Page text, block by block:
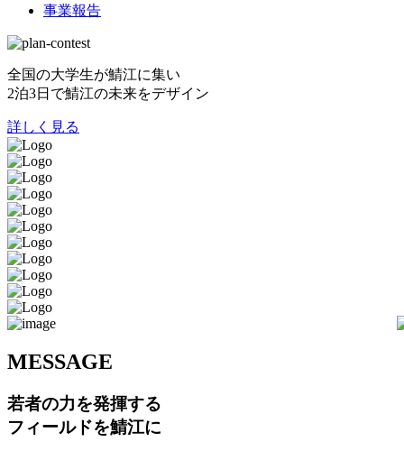
事業報告
全国の大学生が鯖江に集い
2泊3日で鯖江の未来をデザイン
詳しく見る
MESSAGE
若者の力を発揮する
フィールドを鯖江に